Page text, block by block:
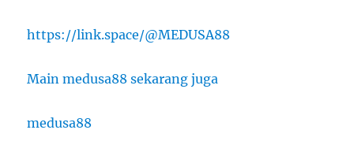
https://link.space/@MEDUSA88
Main medusa88 sekarang juga
medusa88